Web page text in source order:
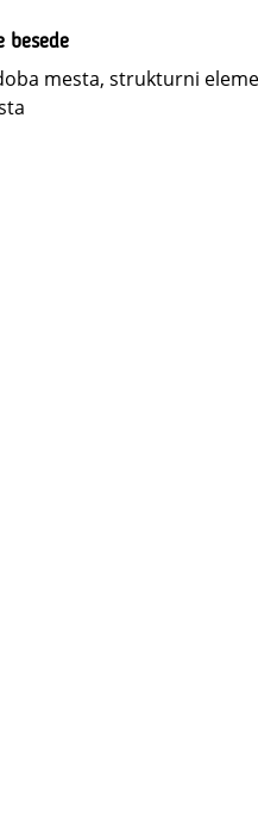
besede
mesta, strukturni